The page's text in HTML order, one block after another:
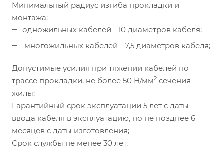
Минимальный радиус изгиба прокладки и
монтажа:
одножильных кабелей - 10 диаметров кабеля;
многожильных кабелей - 7,5 диаметров кабеля;
Допустимые усилия при тяжении кабелей по
трассе прокладки, не более 50 Н/мм2 сечения
жилы;
Гарантийный срок эксплуатации 5 лет с даты
ввода кабеля в эксплуатацию, но не позднее 6
месяцев с даты изготовления;
Срок службы не менее 30 лет.